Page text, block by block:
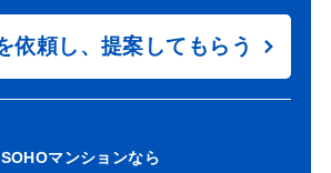
依頼し、提案してもらう
マンションなら